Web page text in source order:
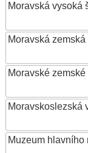
Moravská vysoká
Moravská
Moravské
Moravskoslezská
Muzeum hlavního